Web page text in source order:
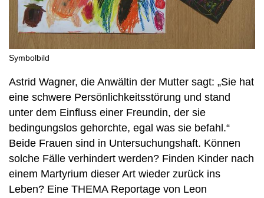
Symbolbild
Astrid Wagner, die Anwältin der Mutter sagt: „Sie hat
eine schwere Persönlichkeitsstörung und stand
unter dem Einfluss einer Freundin, der sie
bedingungslos gehorchte, egal was sie befahl.“
Beide Frauen sind in Untersuchungshaft. Können
solche Fälle verhindert werden? Finden Kinder nach
einem Martyrium dieser Art wieder zurück ins
Leben? Eine THEMA Reportage von Leon